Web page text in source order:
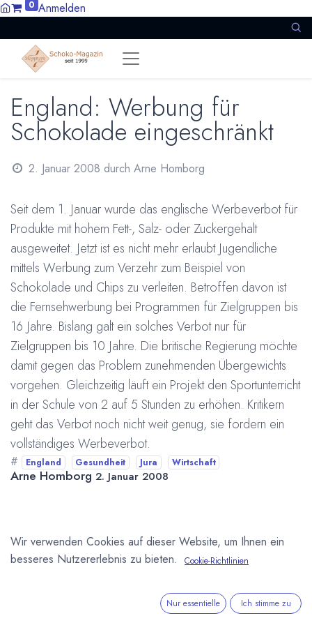
0 Anmelden
England: Werbung für
Schokolade eingeschränkt
2. Januar 2008 durch Arne Homborg
Seit dem 1. Januar wurde das englische Werbeverbot für
Produkte mit hohem Fett-, Salz- oder Zuckergehalt
ausgeweitet. Jetzt ist es nicht mehr erlaubt Jugendliche
mittels Werbung zum Verzehr zum Beispiel von
Schokolade und Chips zu verleiten. Betroffen davon ist
die Fernsehwerbung bei Programmen für Zielgruppen bis
16 Jahre. Bislang galt ein solches Verbot nur für
Zielgruppen bis 10 Jahre. Die britische Regierung möchte
damit gegen das Problem zunehmenden Übergewichts
vorgehen. Gleichzeitig läuft ein Projekt den Sportunterricht
in der Schule von 2 auf 5 Stunden zu erhöhen. Kritikern
geht das Verbot noch nicht weit genug, sie fordern ein
vollständiges Werbeverbot.
# England Gesundheit Jura Wirtschaft
Arne Homborg 2. Januar 2008
Wir verwenden Cookies auf dieser Website, um Ihnen ein
besseres Nutzererlebnis zu bieten.
Cookie-Richtlinien
Nur essentielle Ich stimme zu